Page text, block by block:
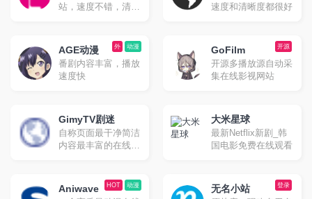
站。原网站已于2020
番剧观看网站。
站，速度不错，清晰
速度和清晰度都很好
动漫
外
AGE动漫
番剧内容丰富，播放
速度快
开源
GoFilm
开源多播放源自动采
集在线影视网站
GimyTV剧迷
自称页面最干净简洁
内容最丰富的在线追
大米星球
最新Netflix新剧_韩
国电影免费在线观看
动漫
HOT
Aniwave 登录
无名小站